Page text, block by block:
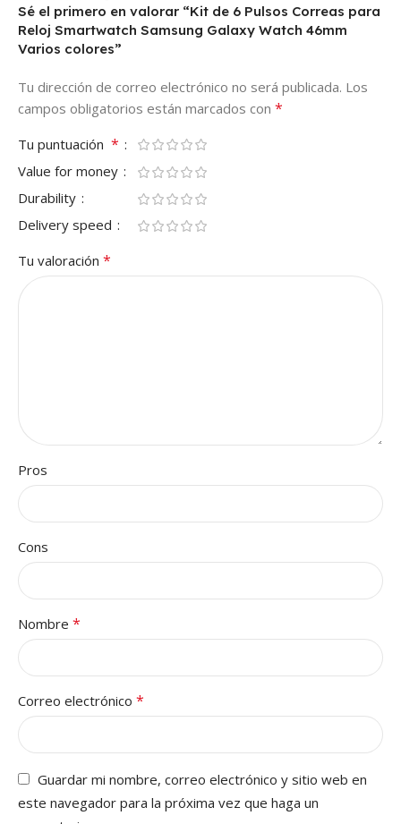
Sé el primero en valorar “Kit de 6 Pulsos Correas para
Reloj Smartwatch Samsung Galaxy Watch 46mm
Varios colores”
Tu dirección de correo electrónico no será publicada. Los
campos obligatorios están marcados con *
Tu puntuación *
Value for money
Durability
Delivery speed
Tu valoración *
Pros
Cons
Nombre *
Correo electrónico *
Guardar mi nombre, correo electrónico y sitio web en
este navegador para la próxima vez que haga un